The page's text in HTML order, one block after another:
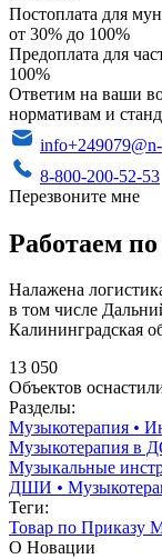
Постоплата для
от 30% до 100%
Предоплата для
100%
Ответим на ваши
нормативам и
8-800-200-52-53
Перезвоните мне
Работаем
Налажена
в том числе
Калининградская
13 050
Объектов
Разделы:
Музыкотерапия •
Музыкотерапия в
Музыкальные
ДШИ •
Теги:
Товар по Приказу
О Новации